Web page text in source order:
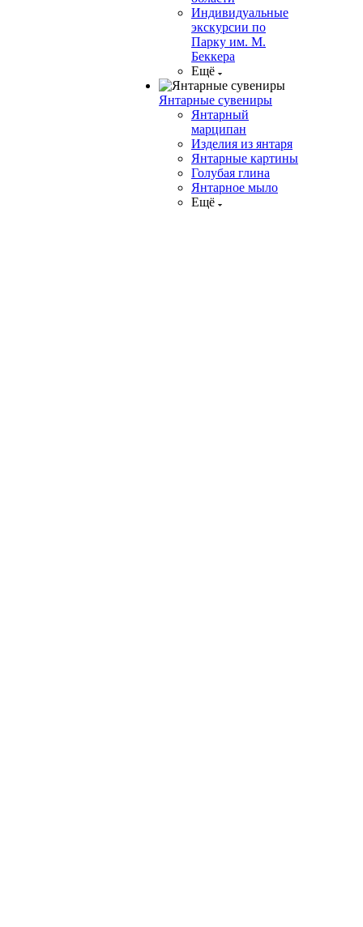
Индивидуальные
экскурсии по
Парку им. М.
Беккера
Ещё
Янтарные сувениры
Янтарный
марципан
Изделия из янтаря
Янтарные картины
Голубая глина
Янтарное мыло
Ещё